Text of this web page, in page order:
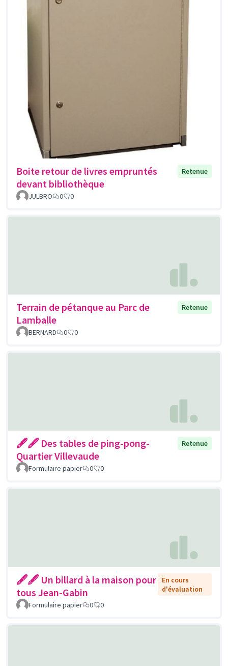
Boite retour de livres empruntés
devant bibliothèque
Retenue
JULBRO 0 0
Terrain de pétanque au Parc de
Lamballe
Retenue
BERNARD 0 0
🖋🖋 Des tables de ping-pong-
Quartier Villevaude
Retenue
Formulaire papier 0 0
🖋🖋 Un billard à la maison pour
tous Jean-Gabin
En cours
d'évaluation
Formulaire papier
0 0